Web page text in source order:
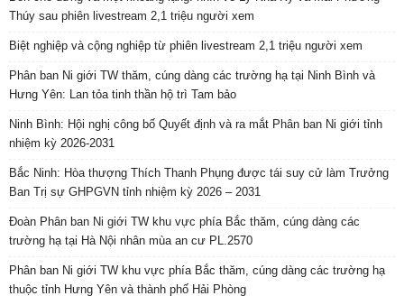
Thúy sau phiên livestream 2,1 triệu người xem
Biệt nghiệp và cộng nghiệp từ phiên livestream 2,1 triệu người xem
Phân ban Ni giới TW thăm, cúng dàng các trường hạ tại Ninh Bình và
Hưng Yên: Lan tỏa tinh thần hộ trì Tam bảo
Ninh Bình: Hội nghị công bố Quyết định và ra mắt Phân ban Ni giới tỉnh
nhiệm kỳ 2026-2031
Bắc Ninh: Hòa thượng Thích Thanh Phụng được tái suy cử làm Trưởng
Ban Trị sự GHPGVN tỉnh nhiệm kỳ 2026 – 2031
Đoàn Phân ban Ni giới TW khu vực phía Bắc thăm, cúng dàng các
trường hạ tại Hà Nội nhân mùa an cư PL.2570
Phân ban Ni giới TW khu vực phía Bắc thăm, cúng dàng các trường hạ
thuộc tỉnh Hưng Yên và thành phố Hải Phòng